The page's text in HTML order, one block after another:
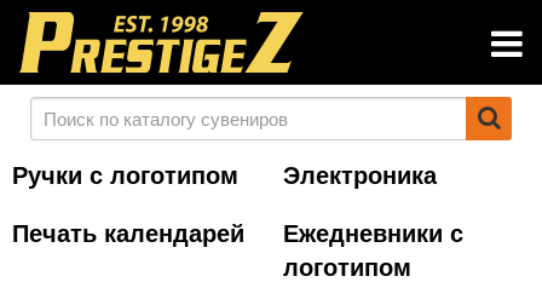
Ручки с логотипом
Электроника
Печать календарей
Ежедневники с
логотипом